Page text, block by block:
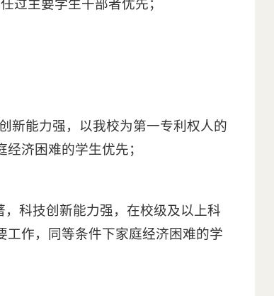
过主要学生干部者优先；
新能力强，以我校为第一专利权人的
济困难的学生优先；
科技创新能力强，在校级及以上科
作，同等条件下家庭经济困难的学